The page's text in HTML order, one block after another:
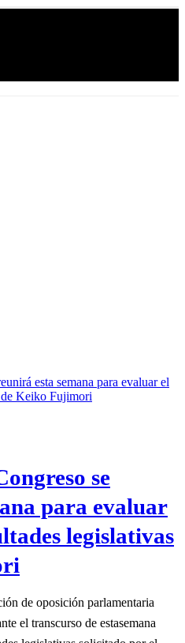
se
para evaluar
legislativas
de oposición parlamentaria
el transcurso de estasemana